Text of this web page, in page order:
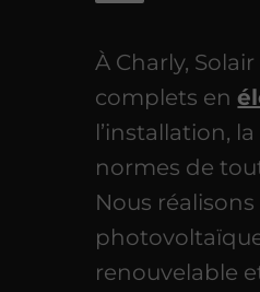
À Charly,
complets en
l’installation,
normes de
Nous
renouvelable